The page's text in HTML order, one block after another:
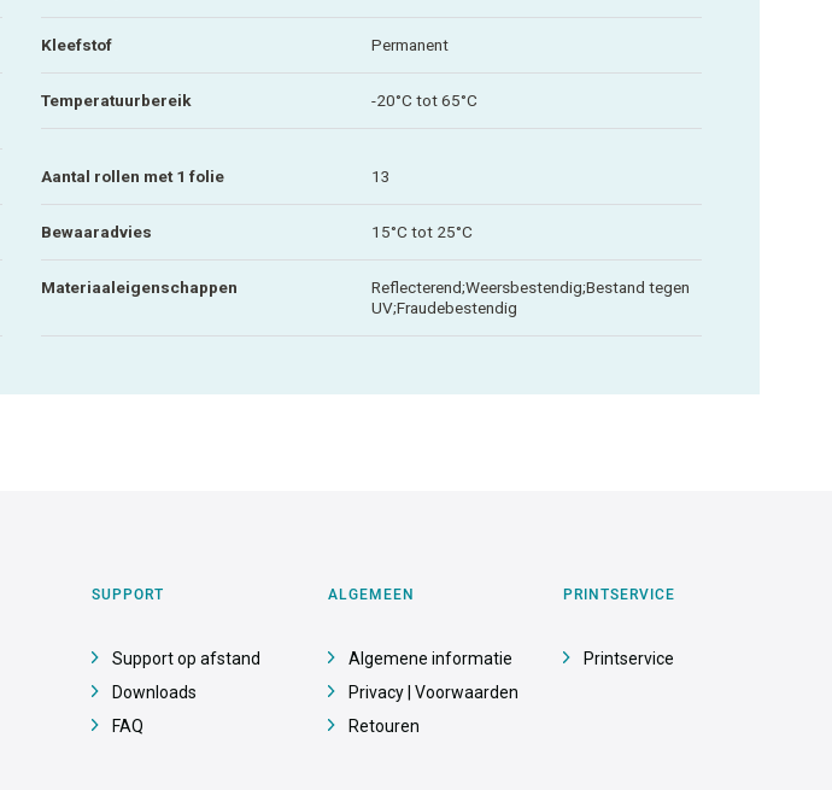
Kleefstof Permanent
Temperatuurbereik -20°C tot 65°C
Aantal rollen met 1 folie 13
Bewaaradvies 15°C tot 25°C
Materiaaleigenschappen
Reflecterend;Weersbestendig;Bestand tegen
UV;Fraudebestendig
SUPPORT
Support op afstand
Downloads
FAQ
ALGEMEEN
Algemene informatie
Privacy | Voorwaarden
Retouren
PRINTSERVICE
Printservice